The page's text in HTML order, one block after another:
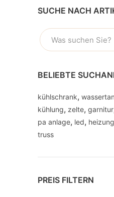
SUCHE NACH
SUCHEN
BELIEBTE
kühlschrank
kühlung zelte garnitur
pa anlage led heizung
truss
PREIS FILTERN